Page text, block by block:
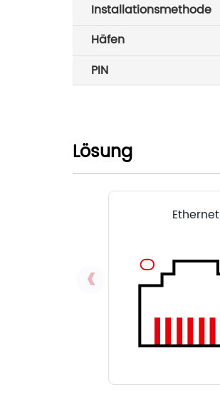
Installationsmethode
Häfen
PIN
Lösung
Ethernet